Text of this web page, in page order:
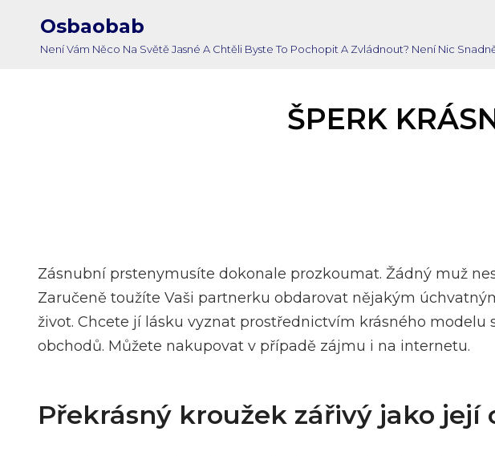
Osbaobab
Není Vám Něco Na Světě Jasné A Chtěli Byste To Pochopit A Zvládnout? Není Nic
ŠPERK
Zásnubní prstenymusíte dokonale prozkoumat. Žádný muž
Zaručeně toužíte Vaši partnerku obdarovat nějakým
život. Chcete jí lásku vyznat prostřednictvím krásného
obchodů. Můžete nakupovat v případě zájmu i na internetu.
Překrásný kroužek zářivý jako její